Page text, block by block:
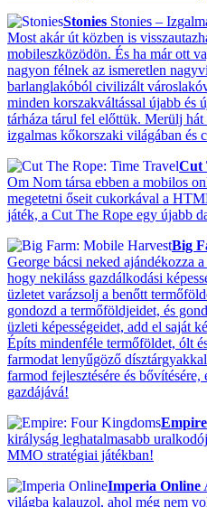
Stonies Stonies –
Most akár út közben is
mobileszközödön. És ha már ott
nagyon félnek az ismeretlen
barlanglakóból civilizált
minden korszakváltással újabb és
tárháza tárul fel előttük. Merülj hát
izgalmas kőkorszaki világában és
Cut
Om Nom társa ebben a mobilos
megetetni őseit cukorkával a
játék, a Cut The Rope egy újabb
Big
George bácsi neked ajándékozza
hogy nekiláss gazdálkodási
üzletet varázsolj a benőtt
gondozd a termőföldjeidet, és
üzleti képességeidet, add el saját
Építs mindenféle termőföldet, ólt
farmodat lenyűgöző
farmod fejlesztésére és
gazdájává!
királyság leghatalmasabb
MMO stratégiai játékban!
Imperia Online
világba kalauzol, ahol még nem